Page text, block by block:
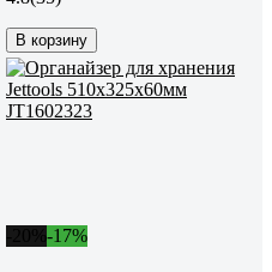
В корзину
-17%